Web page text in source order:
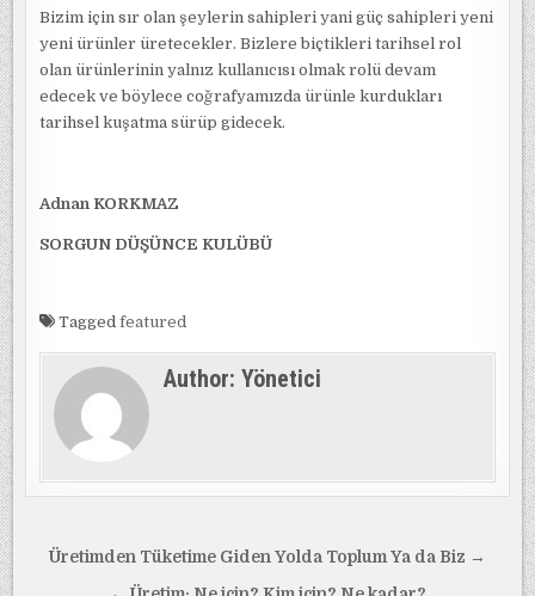
Bizim için sır olan şeylerin sahipleri yani güç sahipleri yeni
yeni ürünler üretecekler. Bizlere biçtikleri tarihsel rol
olan ürünlerinin yalnız kullanıcısı olmak rolü devam
edecek ve böylece coğrafyamızda ürünle kurdukları
tarihsel kuşatma sürüp gidecek.
Adnan KORKMAZ
SORGUN DÜŞÜNCE KULÜBÜ
Taggedfeatured
Author:Yönetici
Yazı
Üretimden Tüketime Giden Yolda Toplum Ya da Biz →